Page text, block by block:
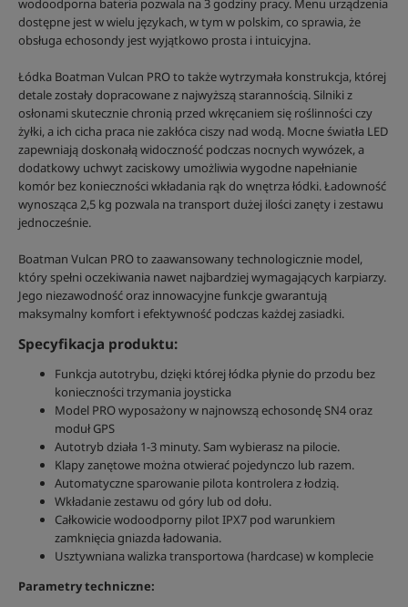
wodoodporna bateria pozwala na 3 godziny pracy. Menu urządzenia
dostępne jest w wielu językach, w tym w polskim, co sprawia, że
obsługa echosondy jest wyjątkowo prosta i intuicyjna.
Łódka Boatman Vulcan PRO to także wytrzymała konstrukcja, której
detale zostały dopracowane z najwyższą starannością. Silniki z
osłonami skutecznie chronią przed wkręcaniem się roślinności czy
żyłki, a ich cicha praca nie zakłóca ciszy nad wodą. Mocne światła LED
zapewniają doskonałą widoczność podczas nocnych wywózek, a
dodatkowy uchwyt zaciskowy umożliwia wygodne napełnianie
komór bez konieczności wkładania rąk do wnętrza łódki. Ładowność
wynosząca 2,5 kg pozwala na transport dużej ilości zanęty i zestawu
jednocześnie.
Boatman Vulcan PRO to zaawansowany technologicznie model,
który spełni oczekiwania nawet najbardziej wymagających karpiarzy.
Jego niezawodność oraz innowacyjne funkcje gwarantują
maksymalny komfort i efektywność podczas każdej zasiadki.
Specyfikacja produktu:
Funkcja autotrybu, dzięki której łódka płynie do przodu bez
konieczności trzymania joysticka
Model PRO wyposażony w najnowszą echosondę SN4 oraz
moduł GPS
Autotryb działa 1-3 minuty. Sam wybierasz na pilocie.
Klapy zanętowe można otwierać pojedynczo lub razem.
Automatyczne sparowanie pilota kontrolera z łodzią.
Wkładanie zestawu od góry lub od dołu.
Całkowicie wodoodporny pilot IPX7 pod warunkiem
zamknięcia gniazda ładowania.
Usztywniana walizka transportowa (hardcase) w komplecie
Parametry techniczne: